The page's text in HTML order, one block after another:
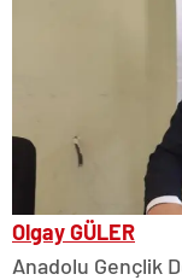
Olgay GÜLER
Anadolu Gençlik